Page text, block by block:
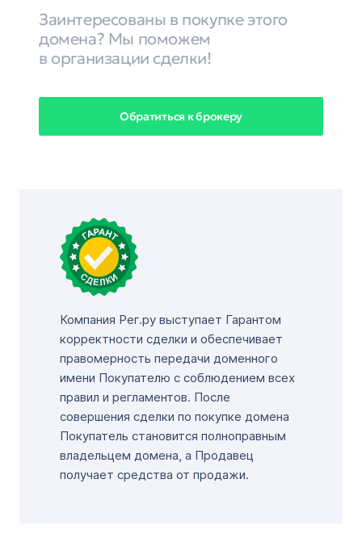
Заинтересованы в покупке этого
домена? Мы поможем
в организации сделки!
Обратиться к брокеру
Компания Рег.ру выступает Гарантом
корректности сделки и обеспечивает
правомерность передачи доменного
имени Покупателю с соблюдением всех
правил и регламентов. После
совершения сделки по покупке домена
Покупатель становится полноправным
владельцем домена, а Продавец
получает средства от продажи.